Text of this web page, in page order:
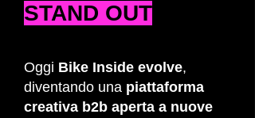
STAND OUT
Oggi Bike Inside evolve,
diventando una piattaforma
creativa b2b aperta a nuove